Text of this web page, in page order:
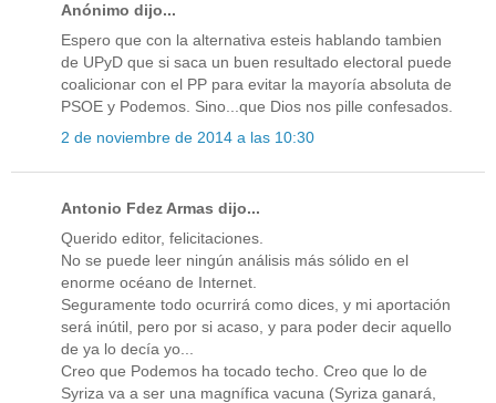
Anónimo dijo...
Espero que con la alternativa esteis hablando tambien
de UPyD que si saca un buen resultado electoral puede
coalicionar con el PP para evitar la mayoría absoluta de
PSOE y Podemos. Sino...que Dios nos pille confesados.
2 de noviembre de 2014 a las 10:30
Antonio Fdez Armas dijo...
Querido editor, felicitaciones.
No se puede leer ningún análisis más sólido en el
enorme océano de Internet.
Seguramente todo ocurrirá como dices, y mi aportación
será inútil, pero por si acaso, y para poder decir aquello
de ya lo decía yo...
Creo que Podemos ha tocado techo. Creo que lo de
Syriza va a ser una magnífica vacuna (Syriza ganará,